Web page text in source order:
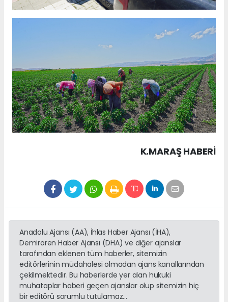
K.MARAŞ HABERİ
Anadolu Ajansı (AA), İhlas Haber Ajansı (İHA),
Demirören Haber Ajansı (DHA) ve diğer ajanslar
tarafından eklenen tüm haberler, sitemizin
editörlerinin müdahalesi olmadan ajans kanallarından
çekilmektedir. Bu haberlerde yer alan hukuki
muhataplar haberi geçen ajanslar olup sitemizin hiç
bir editörü sorumlu tutulamaz...